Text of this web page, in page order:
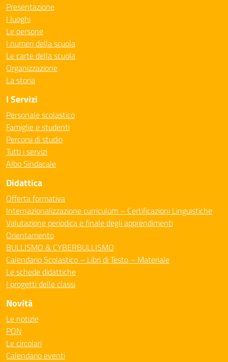
Presentazione
I luoghi
Le persone
I numeri della scuola
Le carte della scuola
Organizzazione
La storia
I Servizi
Personale scolastico
Famiglie e studenti
Percorsi di studio
Tutti i servizi
Albo Sindacale
Didattica
Offerta formativa
Internazionalizzazione curriculum – Certificazioni Linguistiche
Valutazione periodica e finale degli apprendimenti
Orientamento
BULLISMO & CYBERBULLISMO
Calendario Scolastico – Libri di Testo – Materiale
Le schede didattiche
I progetti delle classi
Novità
Le notizie
PON
Le circolari
Calendario eventi